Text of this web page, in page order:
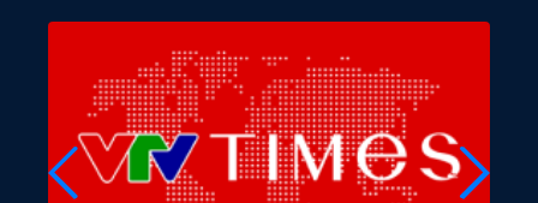
Dự trữ chiến lược tự cường quốc gia
08:15
Cảnh giác 247
Bảo vệ dữ liệu cá nhân
08:45
Phụ nữ và cuộc sống